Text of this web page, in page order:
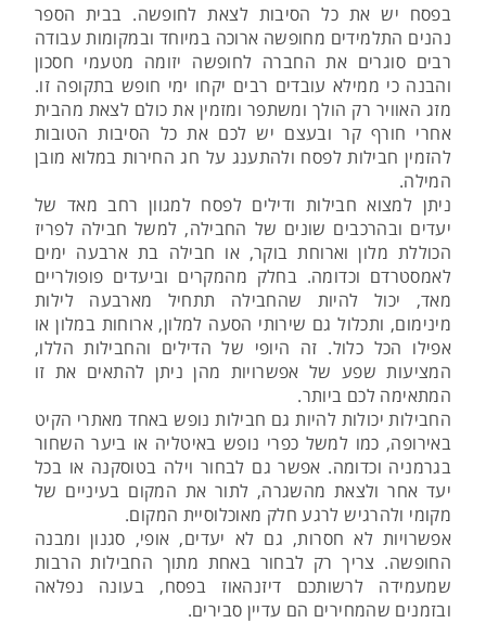
בפסח יש את כל הסיבות לצאת לחופשה. בבית הספר
נהנים התלמידים מחופשה ארוכה במיוחד ובמקומות עבודה
רבים סוגרים את החברה לחופשה יזומה מטעמי חסכון
והבנה כי ממילא עובדים רבים יקחו ימי חופש בתקופה זו.
מזג האוויר רק הולך ומשתפר ומזמין את כולם לצאת מהבית
אחרי חורף קר ובעצם יש לכם את כל הסיבות הטובות
להזמין חבילות לפסח ולהתענג על חג החירות במלוא מובן
המילה.
ניתן למצוא חבילות ודילים לפסח למגוון רחב מאד של
יעדים ובהרכבים שונים של החבילה, למשל חבילה לפריז
הכוללת מלון וארוחת בוקר, או חבילה בת ארבעה ימים
לאמסטרדם וכדומה. בחלק מהמקרים וביעדים פופולריים
מאד, יכול להיות שהחבילה תתחיל מארבעה לילות
מינימום, ותכלול גם שירותי הסעה למלון, ארוחות במלון או
אפילו הכל כלול. זה היופי של הדילים והחבילות הללו,
המציעות שפע של אפשרויות מהן ניתן להתאים את זו
המתאימה לכם ביותר.
החבילות יכולות להיות גם חבילות נופש באחד מאתרי הקיט
באירופה, כמו למשל כפרי נופש באיטליה או ביער השחור
בגרמניה וכדומה. אפשר גם לבחור וילה בטוסקנה או בכל
יעד אחר ולצאת מהשגרה, לתור את המקום בעיניים של
מקומי ולהרגיש לרגע חלק מאוכלוסיית המקום.
אפשרויות לא חסרות, גם לא יעדים, אופי, סגנון ומבנה
החופשה. צריך רק לבחור באחת מתוך החבילות הרבות
שמעמידה לרשותכם דיזנהאוז בפסח, בעונה נפלאה
ובזמנים שהמחירים הם עדיין סבירים.